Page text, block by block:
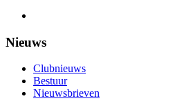
Nieuws
Clubnieuws
Bestuur
Nieuwsbrieven